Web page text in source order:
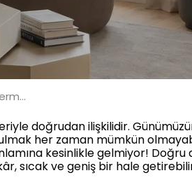
Küçük Salon Dekorasyonu Fikirleri: Dar Alanları Ferah ve Şık Gösterme Rehberi
doğrudan ilişkilidir.
her zaman mümkün
kesinlikle gelmiyor! Doğru
sıcak ve geniş bir hale